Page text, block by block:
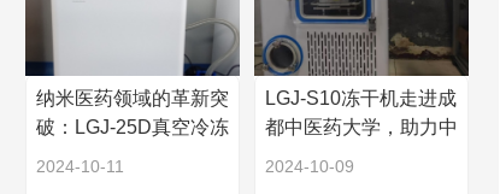
纳米医药领域的革新突
破：LGJ-25D真空冷冻
干燥机成功安装案例
2024-10-11
LGJ-S10冻干机走进成
都中医药大学，助力中
医药科研教学
2024-10-09